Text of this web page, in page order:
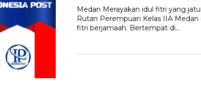
Medan Merayakan idul fitri yang
Rutan Perempuan Kelas IIA
fitri berjamaah. Bertempat di…